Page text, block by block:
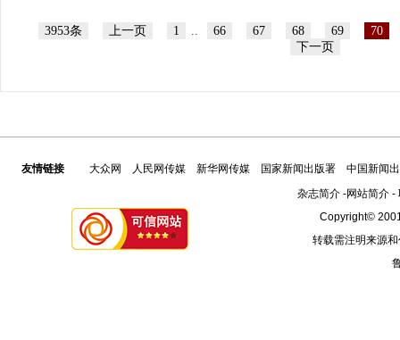
3953条 上一页 1 .. 66 67 68 69
70
下一页
友情链接 大众网 人民网传媒 新华网传媒 国家新闻出版署
中国新闻
杂志简介-网站简介-
Copyright©
转载需注明来源